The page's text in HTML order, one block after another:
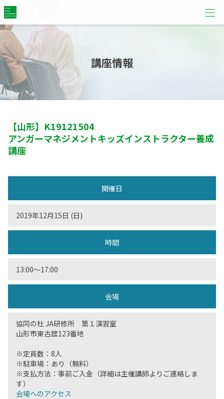
講座情報
【山形】 K19121504
アンガーマネジメントキッズインストラクター養成
講座
開催日
2019年12月15日 (日)
時間
13:00〜17:00
会場
協同の杜 JA研修所 第１演習室
山形市東古舘123番地
※定員数：8人
※駐車場：あり（無料）
※支払方法：事前ご入金（詳細は主催講師よりご連絡しま
す）
会場へのアクセス